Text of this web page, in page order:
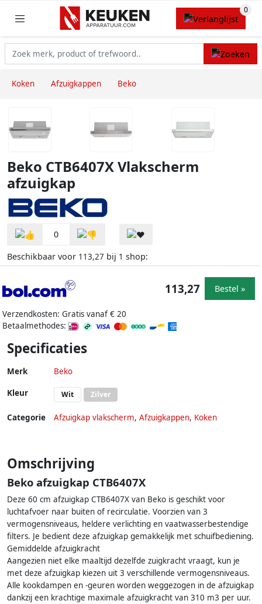
Koken Afzuigkappen Beko
Beko CTB6407X Vlakscherm
afzuigkap
0
Beschikbaar voor 113,27 bij 1 shop:
Verzendkosten: Gratis vanaf € 20
Betaalmethodes:
113,27 Bestel »
Specificaties
Merk Beko
Kleur Wit Zilver
Categorie Afzuigkap vlakscherm, Afzuigkappen, Koken
Omschrijving
Beko afzuigkap CTB6407X
Deze 60 cm afzuigkap CTB6407X van Beko is geschikt voor
luchtafvoer naar buiten of recirculatie. Voorzien van 3
vermogensniveaus, heldere verlichting en vaatwasserbestendige
filters. Je bedient deze afzuigkap gemakkelijk met schuifbediening.
Gemiddelde afzuigkracht
Aangezien niet elke maaltijd dezelfde zuigkracht vraagt, kun je
met deze afzuigkap kiezen uit 3 verschillende vermogensniveaus.
Alle kookdampen en -geuren worden weggezogen in de afzuigkap
dankzij een krachtige maximale afzuigkracht van 310 m3 per uur.